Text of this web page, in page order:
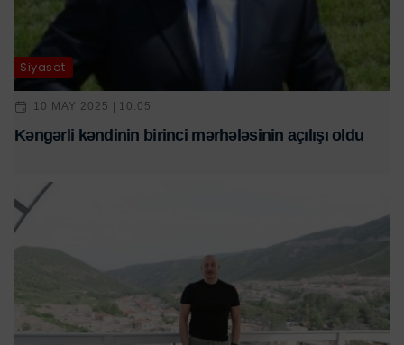
Siyasət
10 MAY 2025 | 10:05
Kəngərli kəndinin birinci mərhələsinin açılışı oldu